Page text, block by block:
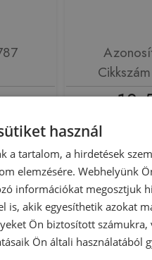
18
-3% Raktáron
használ
a tartalom, a hirdetések
elemzésére. Webhelyünk
információkat megosztjuk
is, akik egyesíthetik azokat
Ön biztosított számukra,
Ön általi használatából